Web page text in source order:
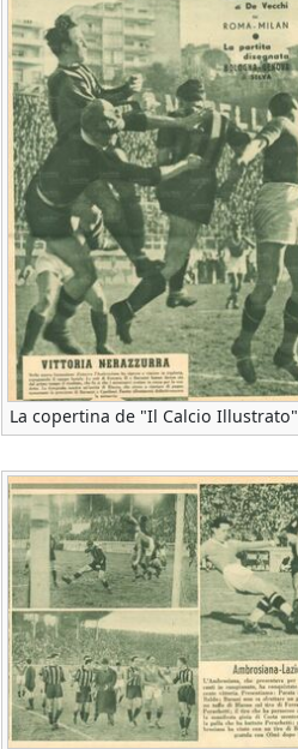
La copertina de "Il Calcio Illustrato"